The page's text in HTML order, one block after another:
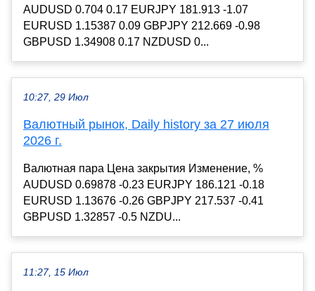
AUDUSD 0.704 0.17 EURJPY 181.913 -1.07
EURUSD 1.15387 0.09 GBPJPY 212.669 -0.98
GBPUSD 1.34908 0.17 NZDUSD 0...
10:27, 29 Июл
Валютный рынок, Daily history за 27 июля
2026 г.
Валютная пара Цена закрытия Изменение, %
AUDUSD 0.69878 -0.23 EURJPY 186.121 -0.18
EURUSD 1.13676 -0.26 GBPJPY 217.537 -0.41
GBPUSD 1.32857 -0.5 NZDU...
11:27, 15 Июл